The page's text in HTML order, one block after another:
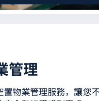
管理
置物業管理服務，讓您